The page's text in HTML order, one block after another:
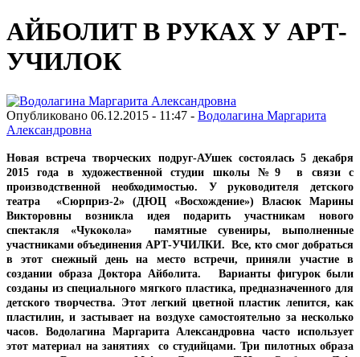
АЙБОЛИТ В РУКАХ У АРТ-
УЧИЛОК
Опубликовано 06.12.2015 - 11:47 - Водолагина Маргарита
Александровна
Новая встреча творческих подруг-АУшек состоялась 5 декабря
2015 года в художественной студии школы №9 в связи с
производственной необходимостью. У руководителя детского
театра «Сюрприз-2» (ДЮЦ «Восхождение») Власюк Марины
Викторовны возникла идея подарить участникам нового
спектакля «Чукокола» памятные сувениры, выполненные
участниками объединения АРТ-УЧИЛКИ. Все, кто смог добраться
в этот снежный день на место встречи, приняли участие в
создании образа Доктора Айболита. Варианты фигурок были
созданы из специального мягкого пластика, предназначенного для
детского творчества. Этот легкий цветной пластик лепится, как
пластилин, и застывает на воздухе самостоятельно за несколько
часов. Водолагина Маргарита Александровна часто использует
этот материал на занятиях
со студийцами. Три пилотных образа